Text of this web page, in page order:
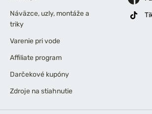
Náväzce, uzly, montáže a
triky
Varenie pri vode
Affiliate program
Darčekové kupóny
Zdroje na stiahnutie